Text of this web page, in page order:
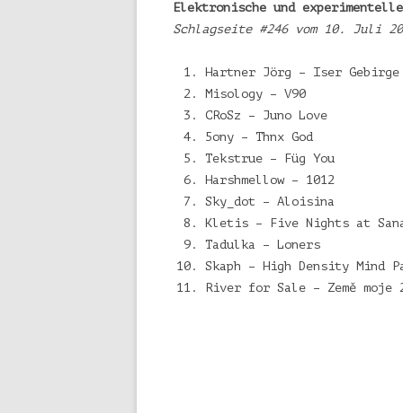
Elektronische und experimentelle
Schlagseite #246 vom 10. Juli
Hartner Jörg – Iser Gebirge
Misology – V90
CRoSz – Juno Love
5ony – Thnx God
Tekstrue – Füg You
Harshmellow – 1012
Sky_dot – Aloisina
Kletis – Five Nights at
Tadulka – Loners
Skaph – High Density Mind
River for Sale – Země moje